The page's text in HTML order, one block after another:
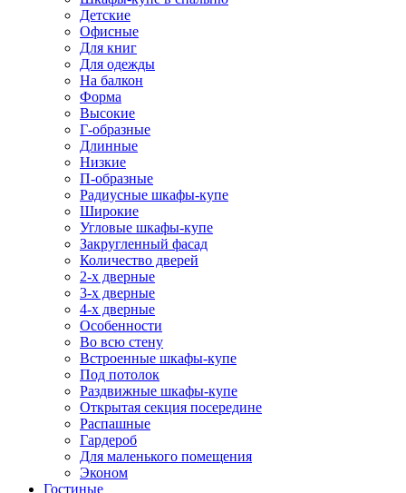
Детские
Офисные
Для книг
Для одежды
На балкон
Форма
Высокие
Г-образные
Длинные
Низкие
П-образные
Радиусные шкафы-купе
Широкие
Угловые шкафы-купе
Закругленный фасад
Количество дверей
2-х дверные
3-х дверные
4-х дверные
Особенности
Во всю стену
Встроенные шкафы-купе
Под потолок
Раздвижные шкафы-купе
Открытая секция посередине
Распашные
Гардероб
Для маленького помещения
Эконом
Гостиные